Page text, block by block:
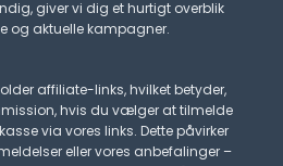
giver vi dig et hurtigt overblik
og aktuelle kampagner.​
affiliate-links, hvilket betyder,
hvis du vælger at tilmelde
via vores links. Dette påvirker
eller vores anbefalinger –